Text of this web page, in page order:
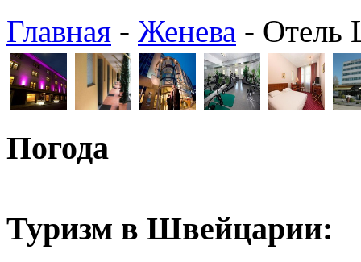
Главная - Женева - Отель
Погода
Туризм в Швейцарии: